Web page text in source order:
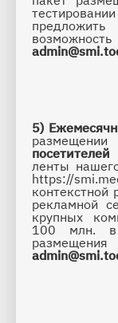
5)
ленты
https://
контекстной
рекламной
крупных
100 млн. в